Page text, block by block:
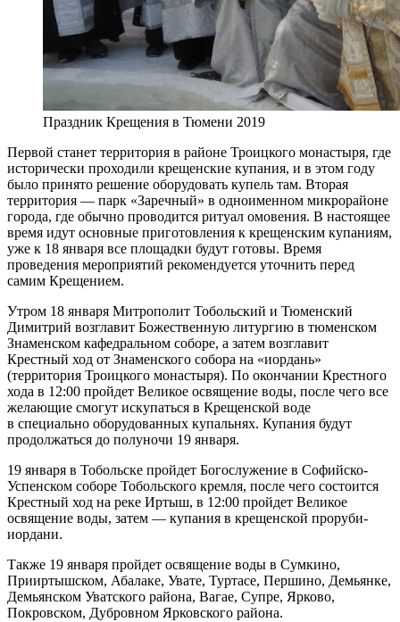
Праздник Крещения в Тюмени 2019
Первой станет территория в районе Троицкого монастыря, где
исторически проходили крещенские купания, и в этом году
было принято решение оборудовать купель там. Вторая
территория — парк «Заречный» в одноименном микрорайоне
города, где обычно проводится ритуал омовения. В настоящее
время идут основные приготовления к крещенским купаниям,
уже к 18 января все площадки будут готовы. Время
проведения мероприятий рекомендуется уточнить перед
самим Крещением.
Утром 18 января Митрополит Тобольский и Тюменский
Димитрий возглавит Божественную литургию в тюменском
Знаменском кафедральном соборе, а затем возглавит
Крестный ход от Знаменского собора на «иордань»
(территория Троицкого монастыря). По окончании Крестного
хода в 12:00 пройдет Великое освящение воды, после чего все
желающие смогут искупаться в Крещенской воде
в специально оборудованных купальнях. Купания будут
продолжаться до полуночи 19 января.
19 января в Тобольске пройдет Богослужение в Софийско-
Успенском соборе Тобольского кремля, после чего состоится
Крестный ход на реке Иртыш, в 12:00 пройдет Великое
освящение воды, затем — купания в крещенской проруби-
иордани.
Также 19 января пройдет освящение воды в Сумкино,
Прииртышском, Абалаке, Увате, Туртасе, Першино, Демьянке,
Демьянском Уватского района, Вагае, Супре, Ярково,
Покровском, Дубровном Ярковского района.